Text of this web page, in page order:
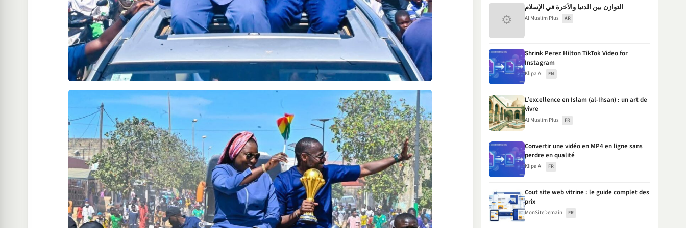
⚙
التوازن بين الدنيا والآخرة في الإسلام
Al Muslim Plus AR
Shrink Perez Hilton TikTok Video for
Instagram
Klipa AI EN
L’excellence en Islam (al-Ihsan) : un art de
vivre
Al Muslim Plus FR
Convertir une vidéo en MP4 en ligne sans
perdre en qualité
Klipa AI FR
Cout site web vitrine : le guide complet des
prix
MonSiteDemain FR